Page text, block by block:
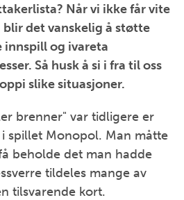
Når vi ikke får vite
blir det vanskelig å støtte
og ivareta
Så husk å si i fra til oss
slike situasjoner.
brenner" var tidligere er
spillet Monopol. Man måtte
beholde det man hadde
tildeles mange av
tilsvarende kort.